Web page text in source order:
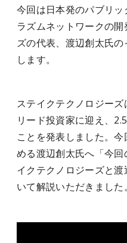
今回は日本発のパブリ
ラズムネットワークの
ズの代表、渡辺創太氏
します。
ステイクテクノロジー
リード投資家に迎え、
ことを発表しました。
める渡辺創太氏へ「今
イクテクノロジーズと
いて解説いただきました。